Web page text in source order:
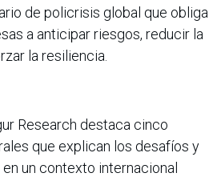
de policrisis global que obliga
a anticipar riesgos, reducir la
la resiliencia.
Research destaca cinco
que explican los desafíos y
un contexto internacional